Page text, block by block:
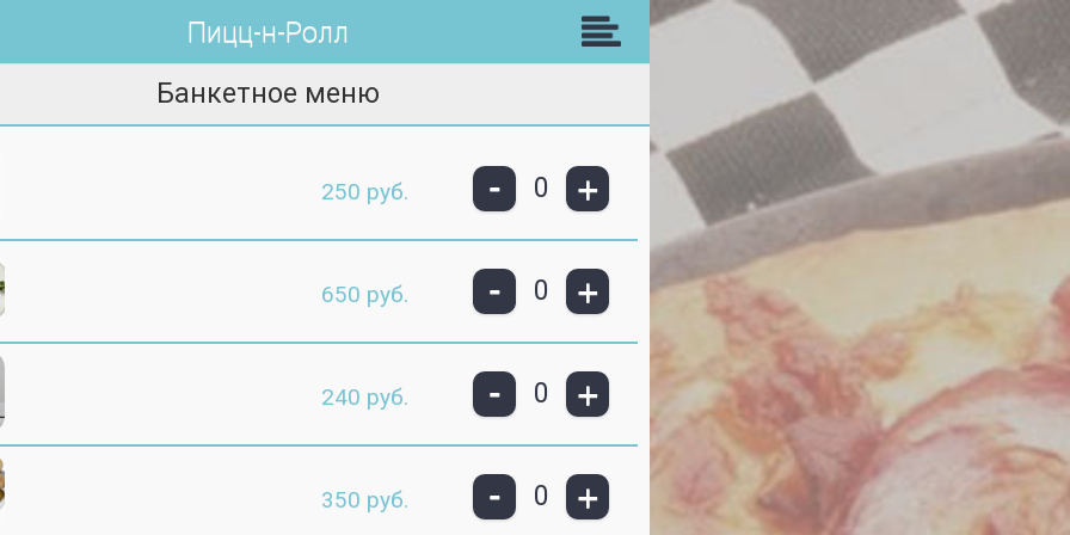
Пицц-н-Ролл
Банкетное меню
250 руб. - 0 +
650 руб. - 0 +
240 руб. - 0 +
350 руб. - 0 +